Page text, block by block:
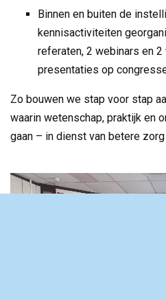
Binnen en buiten de
kennisactiviteiten
referaten, 2 webinars en
presentaties op
Zo bouwen we stap voor stap
waarin wetenschap, praktijk en
gaan – in dienst van betere